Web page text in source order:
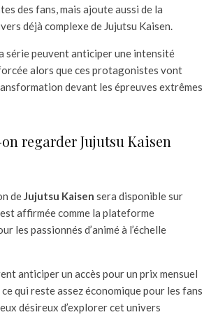
des fans, mais ajoute aussi de la
déjà complexe de Jujutsu Kaisen.
série peuvent anticiper une intensité
alors que ces protagonistes vont
devant les épreuves extrêmes
regarder Jujutsu Kaisen
deJujutsu Kaisen sera disponible sur
affirmée comme la plateforme
les passionnés d’animé à l’échelle
anticiper un accès pour un prix mensuel
qui reste assez économique pour les fans
désireux d’explorer cet univers